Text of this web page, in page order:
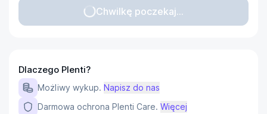
Chwilkę poczekaj...
Dlaczego Plenti?
Możliwy wykup. Napisz do nas
Darmowa ochrona Plenti Care. Więcej